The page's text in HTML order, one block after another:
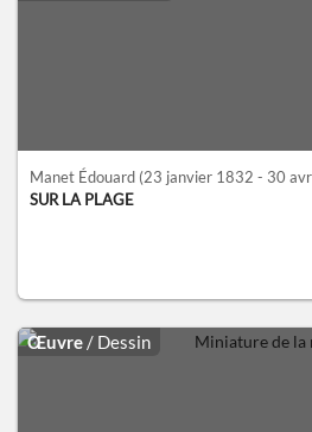
Manet Édouard (23 janvier 1832 - 30
SUR LA PLAGE
Œuvre / Dessin